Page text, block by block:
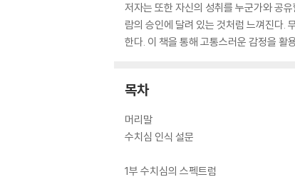
저자는 또한 자신의 성취를 누군가와 공
람의 승인에 달려 있는 것처럼 느껴진다.
한다. 이 책을 통해 고통스러운 감정을 활
목차
머리말
수치심 인식 설문
1부 수치심의 스펙트럼